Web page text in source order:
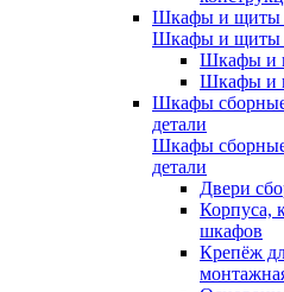
Шкафы и щиты
Шкафы и щиты
Шкафы и
Шкафы и
Шкафы
детали
Шкафы
детали
Двери
Корпуса,
шкафов
Крепёж